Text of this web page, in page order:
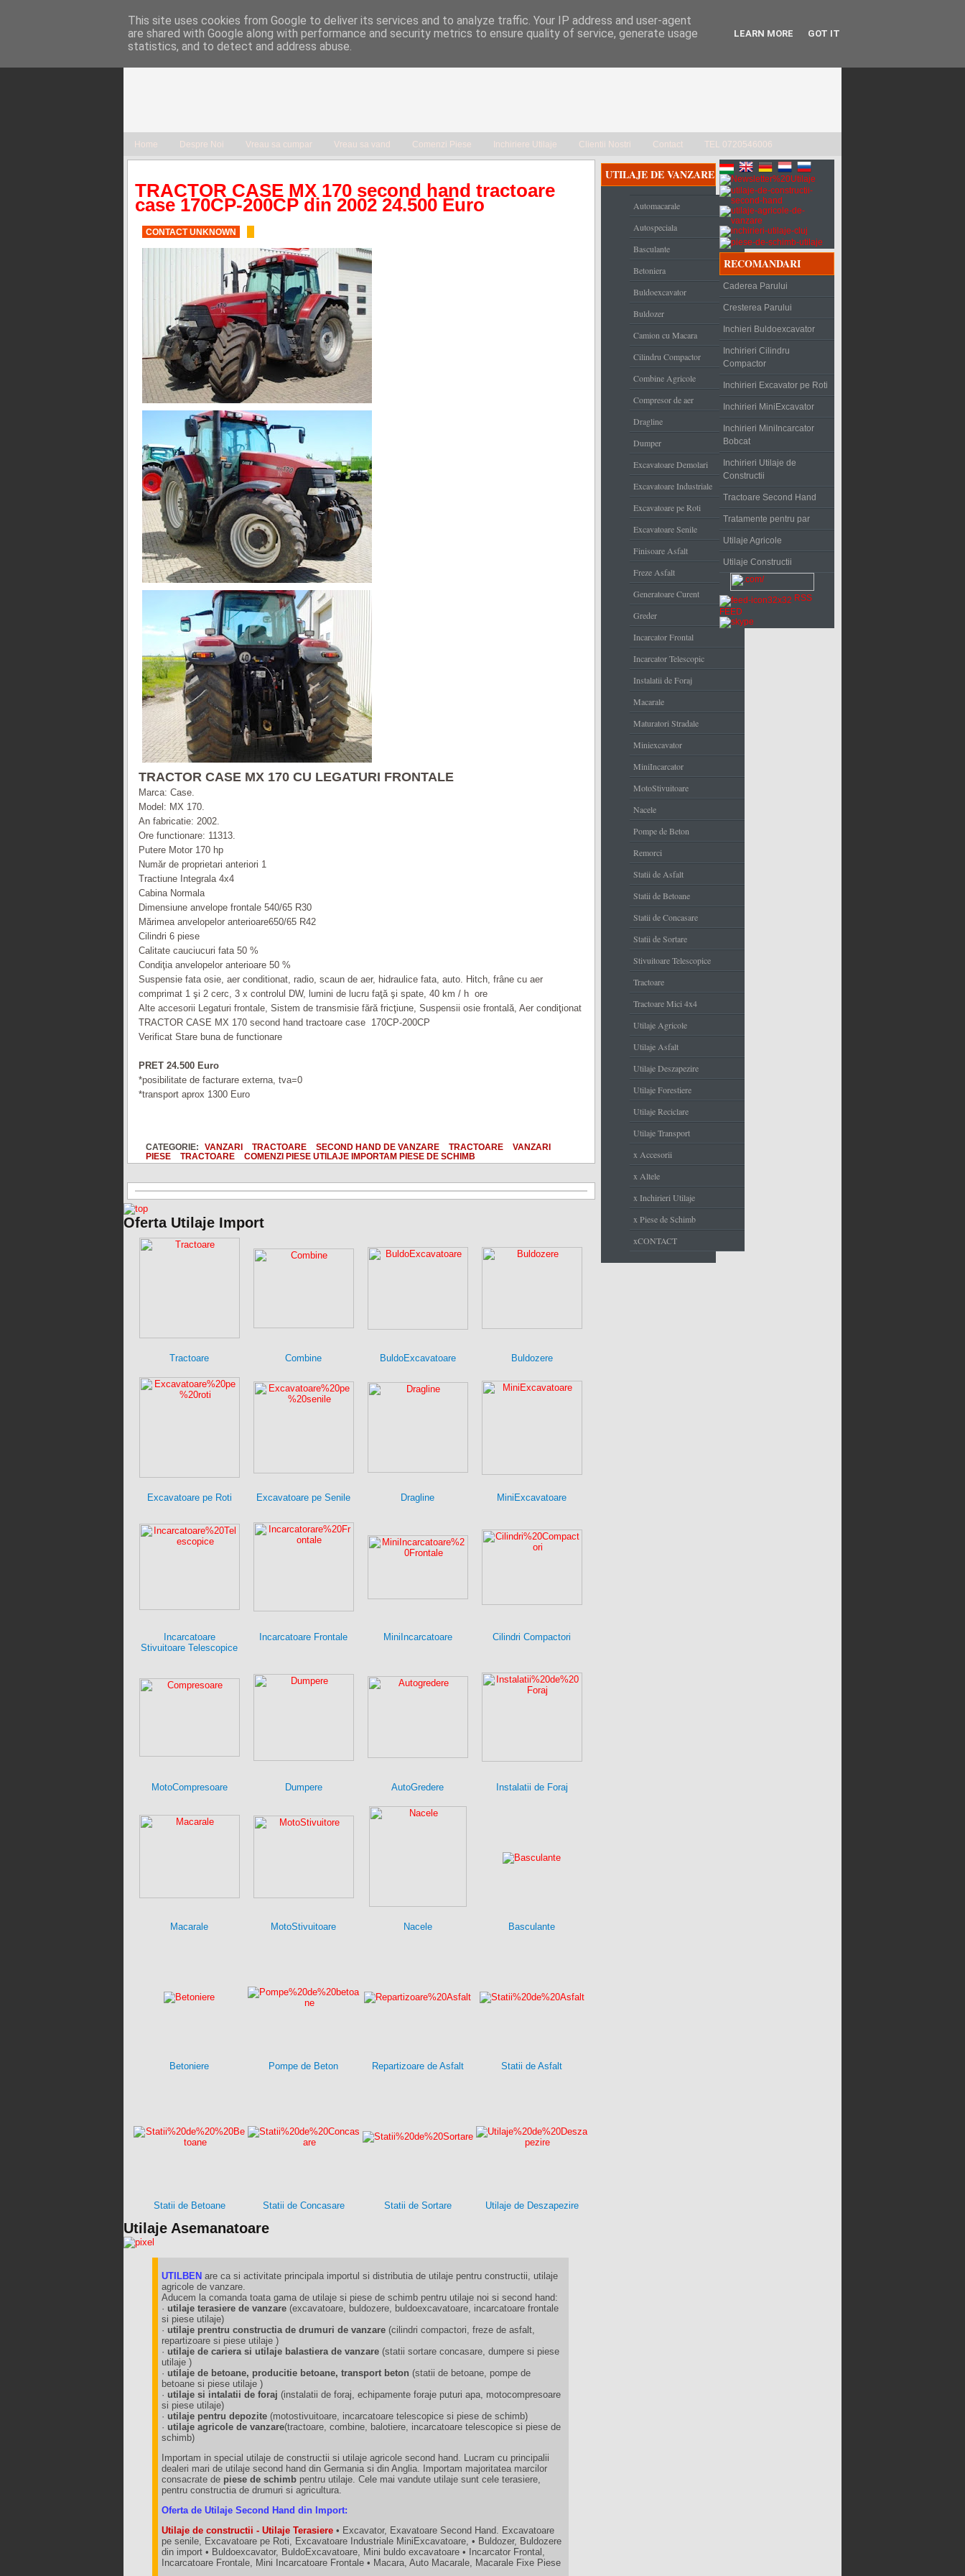
Home Despre Noi Vreau sa cumpar Vreau sa vand Comenzi Piese Inchiriere Utilaje Clientii Nostri Contact TEL 0720546006
TRACTOR CASE MX 170 second hand tractoare
case 170CP-200CP din 2002 24.500 Euro
CONTACT UNKNOWN
TRACTOR CASE MX 170 CU LEGATURI FRONTALE
Marca: Case.
Model: MX 170.
An fabricatie: 2002.
Ore functionare: 11313.
Putere Motor 170 hp
Număr de proprietari anteriori 1
Tractiune Integrala 4x4
Cabina Normala
Dimensiune anvelope frontale 540/65 R30
Mărimea anvelopelor anterioare650/65 R42
Cilindri 6 piese
Calitate cauciucuri fata 50 %
Condiţia anvelopelor anterioare 50 %
Suspensie fata osie, aer conditionat, radio, scaun de aer, hidraulice fata, auto. Hitch, frâne cu aer
comprimat 1 şi 2 cerc, 3 x controlul DW, lumini de lucru faţă şi spate, 40 km / h ore
Alte accesorii Legaturi frontale, Sistem de transmisie fără fricţiune, Suspensii osie frontală, Aer condiţionat
TRACTOR CASE MX 170 second hand tractoare case 170CP-200CP
Verificat Stare buna de functionare
PRET 24.500 Euro
*posibilitate de facturare externa, tva=0
*transport aprox 1300 Euro
CATEGORIE: VANZARI TRACTOARE SECOND HAND DE VANZARE TRACTOARE
VANZARI
PIESE
TRACTOARE COMENZI PIESE UTILAJE IMPORTAM PIESE DE SCHIMB
Oferta Utilaje Import
Tractoare Combine BuldoExcavatoare Buldozere
Excavatoare pe Roti Excavatoare pe Senile Dragline MiniExcavatoare
Incarcatoare
Stivuitoare Telescopice
Incarcatoare Frontale MiniIncarcatoare Cilindri Compactori
MotoCompresoare Dumpere AutoGredere Instalatii de Foraj
Macarale MotoStivuitoare Nacele Basculante
Betoniere Pompe de Beton Repartizoare de Asfalt Statii de Asfalt
Statii de Betoane Statii de Concasare Statii de Sortare Utilaje de Deszapezire
Utilaje Asemanatoare
UTILBEN are ca si activitate principala importul si distributia de utilaje pentru constructii, utilaje
agricole de vanzare.
Aducem la comanda toata gama de utilaje si piese de schimb pentru utilaje noi si second hand:
· utilaje terasiere de vanzare (excavatoare, buldozere, buldoexcavatoare, incarcatoare frontale
si piese utilaje)
· utilaje prentru constructia de drumuri de vanzare (cilindri compactori, freze de asfalt,
repartizoare si piese utilaje )
· utilaje de cariera si utilaje balastiera de vanzare (statii sortare concasare, dumpere si piese
utilaje )
· utilaje de betoane, producitie betoane, transport beton (statii de betoane, pompe de
betoane si piese utilaje )
· utilaje si intalatii de foraj (instalatii de foraj, echipamente foraje puturi apa, motocompresoare
si piese utilaje)
· utilaje pentru depozite (motostivuitoare, incarcatoare telescopice si piese de schimb)
· utilaje agricole de vanzare(tractoare, combine, balotiere, incarcatoare telescopice si piese de
schimb)
Importam in special utilaje de constructii si utilaje agricole second hand. Lucram cu principalii
dealeri mari de utilaje second hand din Germania si din Anglia. Importam majoritatea marcilor
consacrate de piese de schimb pentru utilaje. Cele mai vandute utilaje sunt cele terasiere,
pentru constructia de drumuri si agricultura.
Oferta de Utilaje Second Hand din Import:
Utilaje de constructii - Utilaje Terasiere • Excavator, Exavatoare Second Hand. Excavatoare
pe senile, Excavatoare pe Roti, Excavatoare Industriale MiniExcavatoare, • Buldozer, Buldozere
din import • Buldoexcavator, BuldoExcavatoare, Mini buldo excavatoare • Incarcator Frontal,
Incarcatoare Frontale, Mini Incarcatoare Frontale • Macara, Auto Macarale, Macarale Fixe Piese
UTILAJE DE VANZARE
Automacarale
Autospeciala
Basculante
Betoniera
Buldoexcavator
Buldozer
Camion cu Macara
Cilindru Compactor
Combine Agricole
Compresor de aer
Dragline
Dumper
Excavatoare Demolari
Excavatoare Industriale
Excavatoare pe Roti
Excavatoare Senile
Finisoare Asfalt
Freze Asfalt
Generatoare Curent
Greder
Incarcator Frontal
Incarcator Telescopic
Instalatii de Foraj
Macarale
Maturatori Stradale
Miniexcavator
MiniIncarcator
MotoStivuitoare
Nacele
Pompe de Beton
Remorci
Statii de Asfalt
Statii de Betoane
Statii de Concasare
Statii de Sortare
Stivuitoare Telescopice
Tractoare
Tractoare Mici 4x4
Utilaje Agricole
Utilaje Asfalt
Utilaje Deszapezire
Utilaje Forestiere
Utilaje Reciclare
Utilaje Transport
x Accesorii
x Altele
x Inchirieri Utilaje
x Piese de Schimb
xCONTACT
RECOMANDARI
Caderea Parului
Cresterea Parului
Inchieri Buldoexcavator
Inchirieri Cilindru
Compactor
Inchirieri Excavator pe Roti
Inchirieri MiniExcavator
Inchirieri MiniIncarcator
Bobcat
Inchirieri Utilaje de
Constructii
Tractoare Second Hand
Tratamente pentru par
Utilaje Agricole
Utilaje Constructii
RSS
FEED
This site uses cookies from Google to deliver its services and to analyze traffic. Your IP address and user-agent
are shared with Google along with performance and security metrics to ensure quality of service, generate usage
statistics, and to detect and address abuse.
LEARN MORE GOT IT